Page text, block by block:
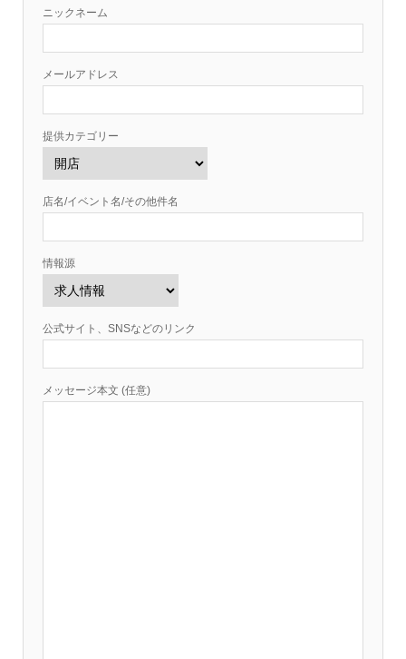
ニックネーム
メールアドレス
提供カテゴリー
店名/イベント名/その他件名
情報源
公式サイト、SNSなどのリンク
メッセージ本文 (任意)